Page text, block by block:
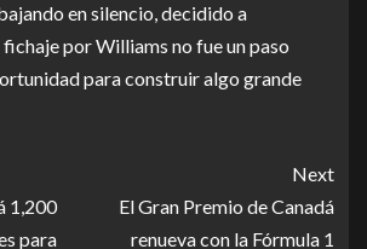
en silencio, decidido a
por Williams no fue un paso
para construir algo grande
1,200
para
Next
El Gran Premio de Canadá
renueva con la Fórmula 1